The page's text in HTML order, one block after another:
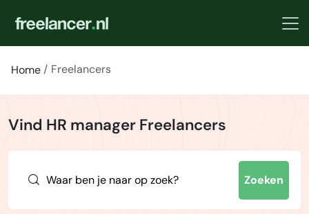
Home Freelancers
Vind HR manager Freelancers
Zoeken